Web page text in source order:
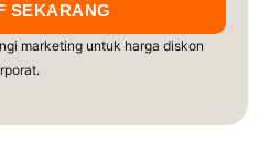
SEKARANG
marketing untuk harga diskon